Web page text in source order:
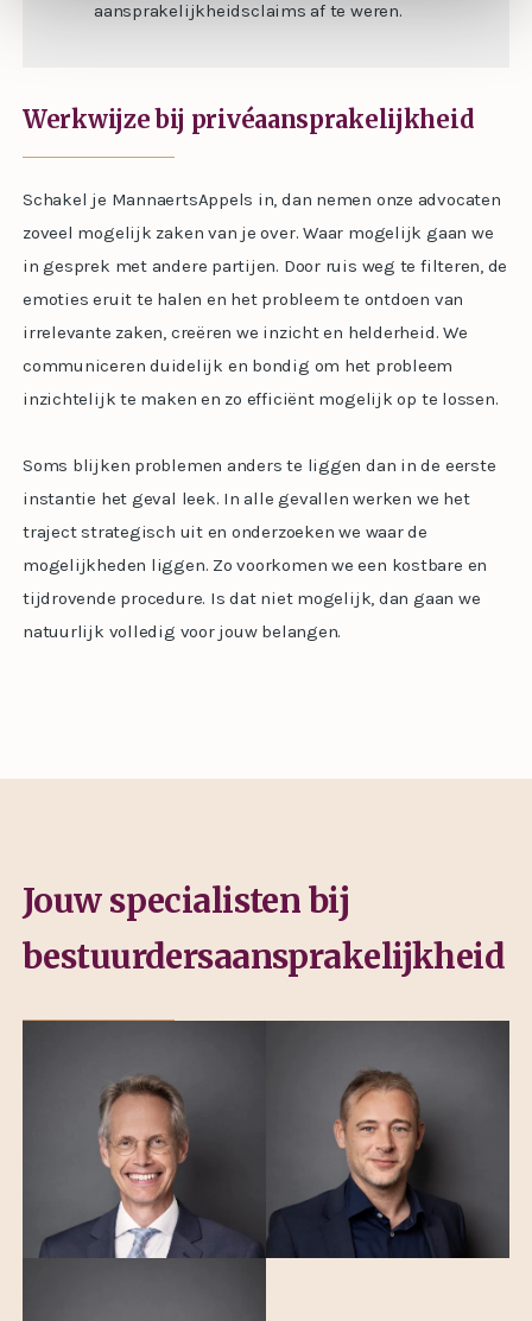
aansprakelijkheidsclaims af te weren.
Werkwijze bij privéaansprakelijkheid
Schakel je MannaertsAppels in, dan nemen onze advocaten
zoveel mogelijk zaken van je over. Waar mogelijk gaan we
in gesprek met andere partijen. Door ruis weg te filteren, de
emoties eruit te halen en het probleem te ontdoen van
irrelevante zaken, creëren we inzicht en helderheid. We
communiceren duidelijk en bondig om het probleem
inzichtelijk te maken en zo efficiënt mogelijk op te lossen.
Soms blijken problemen anders te liggen dan in de eerste
instantie het geval leek. In alle gevallen werken we het
traject strategisch uit en onderzoeken we waar de
mogelijkheden liggen. Zo voorkomen we een kostbare en
tijdrovende procedure. Is dat niet mogelijk, dan gaan we
natuurlijk volledig voor jouw belangen.
Jouw specialisten bij
bestuurdersaansprakelijkheid